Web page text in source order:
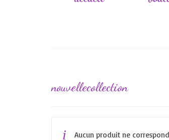
nouvellecollection
Aucun produit ne